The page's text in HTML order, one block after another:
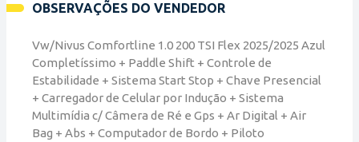
OBSERVAÇÕES DO VENDEDOR
Vw/Nivus Comfortline 1.0 200 TSI Flex 2025/2025 Azul
Completíssimo + Paddle Shift + Controle de
Estabilidade + Sistema Start Stop + Chave Presencial
+ Carregador de Celular por Indução + Sistema
Multimídia c/ Câmera de Ré e Gps + Ar Digital + Air
Bag + Abs + Computador de Bordo + Piloto